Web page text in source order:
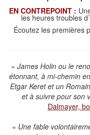
EN CONTREPOINT :
les heures troubles
Écoutez les premières
« James Holin ou le
étonnant, à mi-chemin
Etgar Keret et un
et à suivre pour son
Dalmayer,
« Une fable